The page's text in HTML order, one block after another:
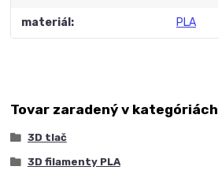
materiál PLA
Tovar zaradený v kategóriách
3D tlač
3D filamenty PLA